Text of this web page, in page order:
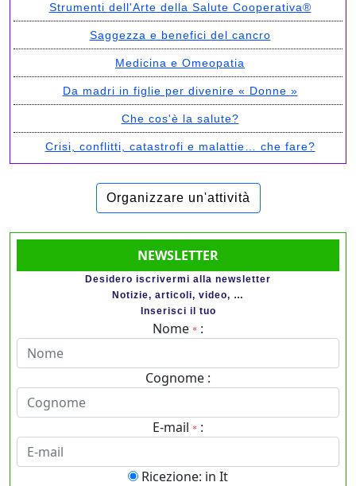
Strumenti dell'Arte della Salute Cooperativa®
Saggezza e benefici del cancro
Medicina e Omeopatia
Da madri in figlie per divenire « Donne »
Che cos'è la salute?
Crisi, conflitti, catastrofi e malattie… che fare?
Organizzare un'attività
NEWSLETTER
Desidero iscrivermi alla newsletter
Notizie, articoli, video, …
Inserisci il tuo
Nome * :
Cognome :
E-mail * :
Ricezione: in It